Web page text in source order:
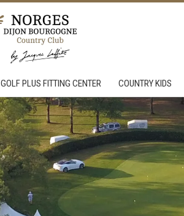
GOLF PLUS FITTING CENTER COUNTRY KIDS